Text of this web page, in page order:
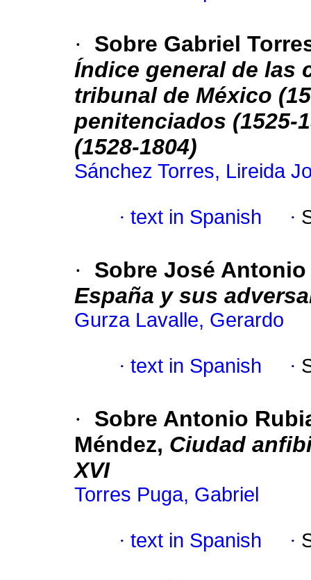
·
Sobre Gabriel
Índice general de las
tribunal de México
penitenciados (1525-
(1528-1804)
Sánchez Torres, Lireida
· text in Spanish ·
·
Sobre José
España y sus
Gurza Lavalle, Gerardo
· text in Spanish ·
·
Sobre Antonio
Méndez, Ciudad
XVI
Torres Puga, Gabriel
· text in Spanish ·